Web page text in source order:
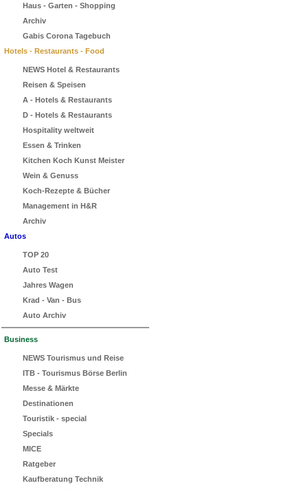
Haus - Garten - Shopping
Archiv
Gabis Corona Tagebuch
Hotels - Restaurants - Food
NEWS Hotel & Restaurants
Reisen & Speisen
A - Hotels & Restaurants
D - Hotels & Restaurants
Hospitality weltweit
Essen & Trinken
Kitchen Koch Kunst Meister
Wein & Genuss
Koch-Rezepte & Bücher
Management in H&R
Archiv
Autos
TOP 20
Auto Test
Jahres Wagen
Krad - Van - Bus
Auto Archiv
Business
NEWS Tourismus und Reise
ITB - Tourismus Börse Berlin
Messe & Märkte
Destinationen
Touristik - special
Specials
MICE
Ratgeber
Kaufberatung Technik